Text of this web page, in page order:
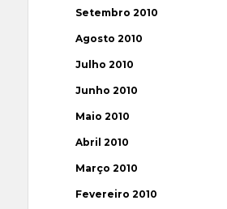
Setembro 2010
Agosto 2010
Julho 2010
Junho 2010
Maio 2010
Abril 2010
Março 2010
Fevereiro 2010